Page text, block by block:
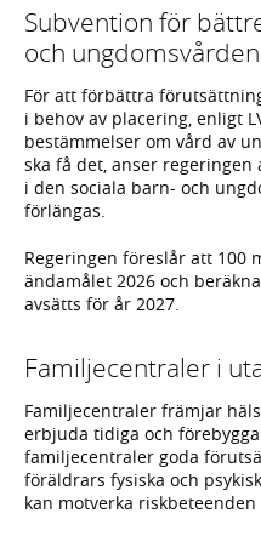
Subvention för
och ungdomsvården
För att förbättra
i behov av placering, enligt
bestämmelser om vård av
ska få det, anser
i den sociala barn- och
förlängas.
Regeringen föreslår att 100
ändamålet 2026 och
avsätts för år 2027.
Familjecentraler i
Familjecentraler främjar
erbjuda tidiga och
familjecentraler goda
föräldrars fysiska och
kan motverka